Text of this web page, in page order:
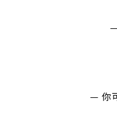
— 你